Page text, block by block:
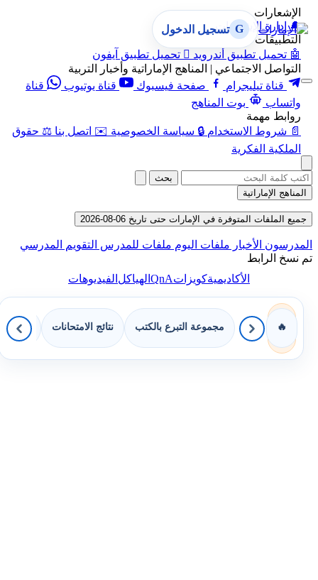
الإشعارات
🔔 إدارة الإشعارات
التطبيقات
🤖 تحميل تطبيق أندرويد  تحميل تطبيق آيفون
التواصل الاجتماعي | المناهج الإماراتية وأخبار التربية
قناة تيليجرام
صفحة فيسبوك قناة يوتيوب
قناة
واتساب
بوت المناهج
روابط مهمة
📄 شروط الاستخدام 🔒 سياسة الخصوصية ✉️ اتصل بنا ⚖️ حقوق
الملكية الفكرية
G تسجيل الدخول
بحث
المناهج الإماراتية
جميع الملفات المتوفرة في الإمارات حتى تاريخ 06-08-2026
المدرسون الأخبار ملفات اليوم ملفات للمدرس التقويم المدرسي
تم نسخ الرابط
الأكاديميةكويزاتQnAالهياكلالفيديوهات
🔥 مجموعة التبرع بالكتب نتائج الامتحانات